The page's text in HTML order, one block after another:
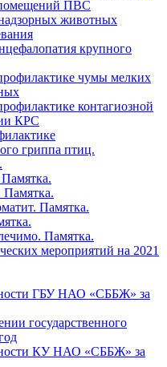
ПВС
животных
крупного
чумы мелких
контагиозной
КРС
гриппа птиц.
Памятка.
Памятка.
Памятка.
мероприятий на 2021
ГБУ НАО «СББЖ» за
государственного
КУ НАО «СББЖ» за